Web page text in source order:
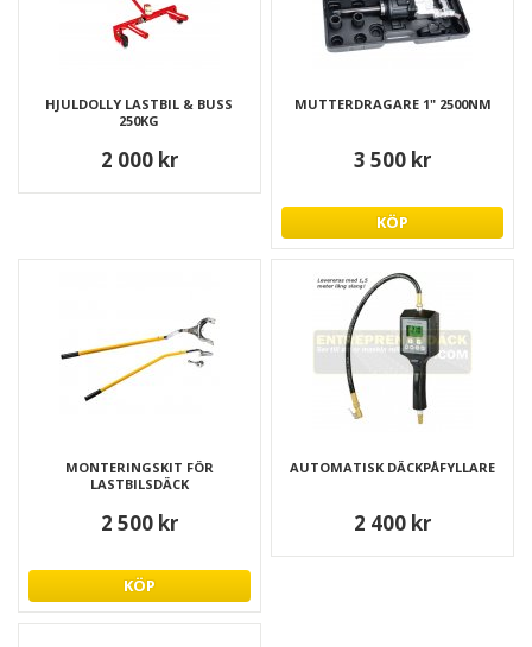
HJULDOLLY LASTBIL & BUSS
250KG
2 000 kr
MUTTERDRAGARE 1" 2500NM
3 500 kr
KÖP
MONTERINGSKIT FÖR
LASTBILSDÄCK
2 500 kr
KÖP
AUTOMATISK DÄCKPÅFYLLARE
2 400 kr